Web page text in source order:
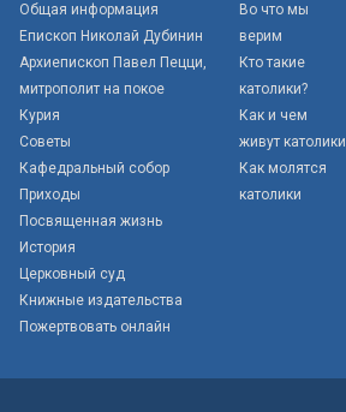
Общая информация
Епископ Николай Дубинин
Архиепископ Павел Пецци,
митрополит на покое
Курия
Советы
Кафедральный собор
Приходы
Посвященная жизнь
История
Церковный суд
Книжные издательства
Пожертвовать онлайн
Во что мы
верим
Кто такие
католики?
Как и чем
живут католики
Как молятся
католики